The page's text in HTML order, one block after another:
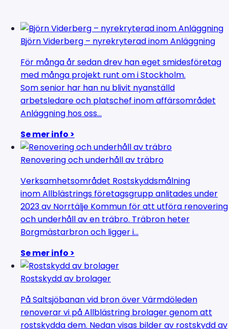
Björn Viderberg – nyrekryterad inom Anläggning
För många år sedan drev han eget smidesföretag
med många projekt runt om i Stockholm.
Som senior har han nu blivit nyanställd
arbetsledare och platschef inom affärsområdet
Anläggning hos oss...
Se mer info >
Renovering och underhåll av träbro
Verksamhetsområdet Rostskyddsmålning
inom Allblästrings företagsgrupp anlitades under
2023 av Norrtälje Kommun för att utföra renovering
och underhåll av en träbro. Träbron heter
Borgmästarbron och ligger i...
Se mer info >
Rostskydd av brolager
På Saltsjöbanan vid bron över Värmdöleden
renoverar vi på Allblästring brolager genom att
rostskydda dem. Nedan visas bilder av rostskydd av